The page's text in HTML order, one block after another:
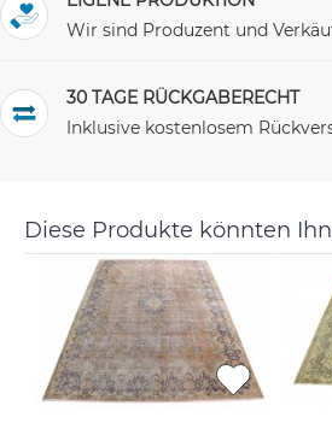
Wir sind Produzent und
30 TAGE RÜCKGABERECHT
Inklusive kostenlosem
Diese Produkte könnten